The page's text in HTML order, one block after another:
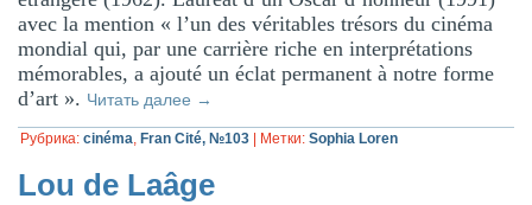
avec la mention « l’un des véritables trésors du cinéma
mondial qui, par une carrière riche en interprétations
mémorables, a ajouté un éclat permanent à notre forme
d’art ». Читать далее →
Рубрика: cinéma, Fran Cité, №103 Метки: Sophia Loren
Lou de Laâge